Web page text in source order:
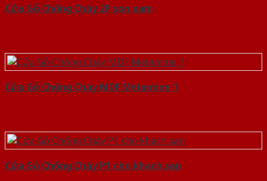
Cửa Gỗ Chống Cháy 2P son xam
Cửa Gỗ Chống Cháy MDF Melamine 1
Cửa Gỗ Chống Cháy P1 cho khach san